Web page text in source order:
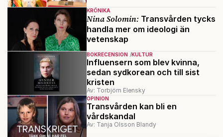
KRÖNIKA
Nina Solomin: Transvården tycks
handla mer om ideologi än
vetenskap
BOKRECENSION KULTUR
Influensern som blev kvinna,
sedan sydkorean och till sist
kristen
Av: Torbjörn Elensky
OPINION
Transvården kan bli en
vårdskandal
Av: Tanja Olsson Blandy